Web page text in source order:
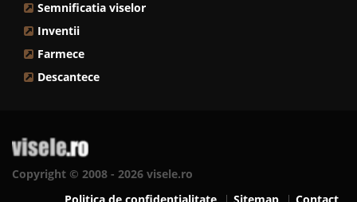
Semnificatia viselor
Inventii
Farmece
Descantece
Copyright © 2008 - 2026 visele.ro